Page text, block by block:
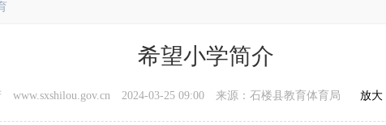
希望小学简介
www.sxshilou.gov.cn 2024-03-25 09:00 来源：石楼县教育体育局 放大